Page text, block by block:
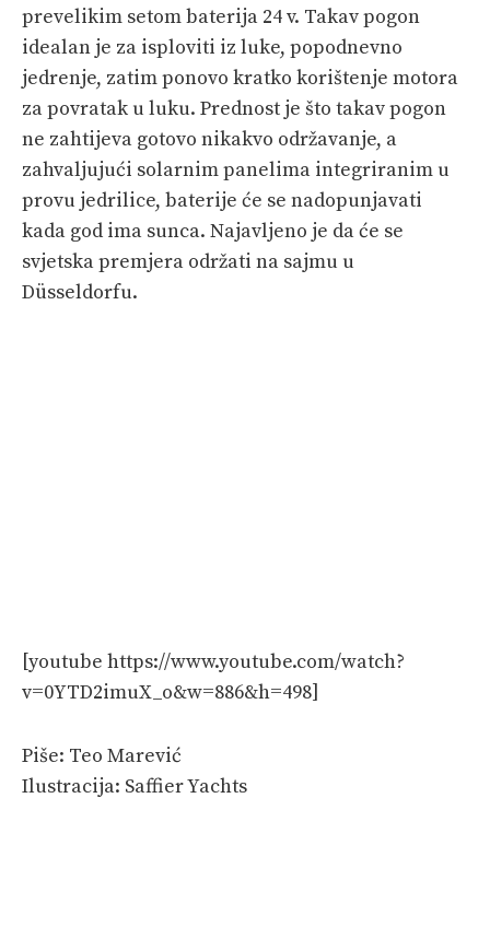
prevelikim setom baterija 24 v. Takav pogon
idealan je za isploviti iz luke, popodnevno
jedrenje, zatim ponovo kratko korištenje motora
za povratak u luku. Prednost je što takav pogon
ne zahtijeva gotovo nikakvo održavanje, a
zahvaljujući solarnim panelima integriranim u
provu jedrilice, baterije će se nadopunjavati
kada god ima sunca. Najavljeno je da će se
svjetska premjera održati na sajmu u
Düsseldorfu.
[youtube https://www.youtube.com/watch?
v=0YTD2imuX_o&w=886&h=498]
Piše: Teo Marević
Ilustracija: Saffier Yachts